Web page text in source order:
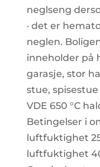
neglseng
· det er
neglen.
inneholder på
garasje, stor
stue,
VDE 650 °C
Betingelser i
luftfuktighet
luftfuktighet